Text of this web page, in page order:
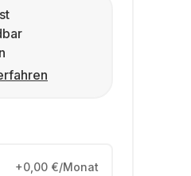
+0,00 €/Monat